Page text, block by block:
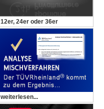
12er, 24er oder 36er
weiterlesen...